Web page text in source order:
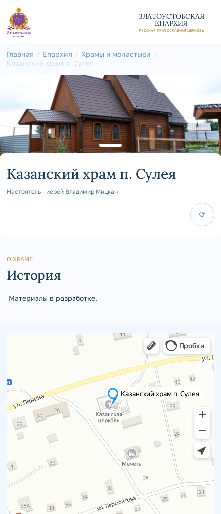
ЗЛАТОУСТОВСКАЯ
ЕПАРХИЯ
РУССКАЯ ПРАВОСЛАВНАЯ ЦЕРКОВЬ
Главная Епархия
Храмы и монастыри
Казанский храм п. Сулея
Казанский храм п. Сулея
Настоятель - иерей Владимир Мицкан
О ХРАМЕ
История
Материалы в разработке.